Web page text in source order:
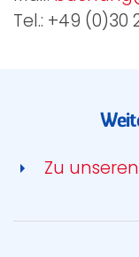
Tel.: +49 (0)30
Zu